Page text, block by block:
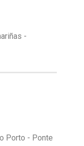
-
Porto - Ponte